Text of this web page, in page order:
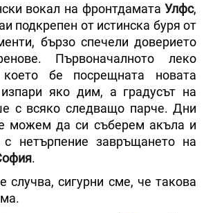
вокал на фронтдамата Улфс,
подкрепен от истинска буря от
бързо спечели доверието
Първоначалното леко
бе посрещната новата
яко дим, а градусът на
с всяко следващо парче. Дни
можем да си съберем акъла и
нетърпение завръщането на
.
случва, сигурни сме, че такова